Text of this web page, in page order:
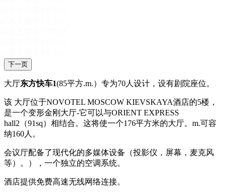
下一页
大厅东方快车1(85平方.m.）专为70人设计，设有剧院座位。
该 大厅位于NOVOTEL MOSCOW KIEVSKAYA酒店的5楼，
是一个变形金刚大厅-它可以与ORIENT EXPRESS
hall2（91sq）相结合。这将使一个176平方米的大厅。m.可容
纳160人。
会议厅配备了现代化的多媒体设备（投影仪，屏幕，麦克风
等）。），一个独立的空调系统。
酒店提供免费高速无线网络连接。